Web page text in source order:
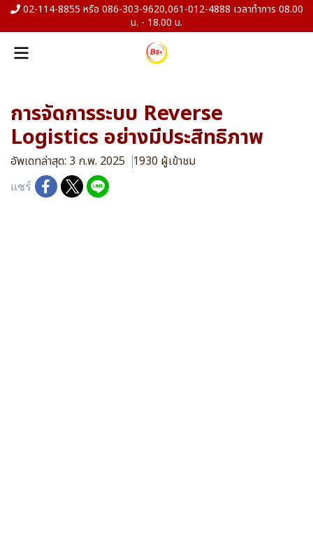
02-114-8855 หรือ 086-303-9620,061-012-4888 เวลาทำการ 08.00
น. - 18.00 น.
การจัดการระบบ Reverse
Logistics อย่างมีประสิทธิภาพ
อัพเดทล่าสุด: 3 ก.พ. 2025 1930 ผู้เข้าชม
แชร์